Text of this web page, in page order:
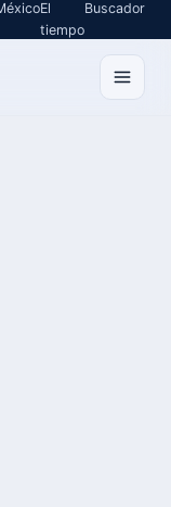
El
tiempo
Buscador